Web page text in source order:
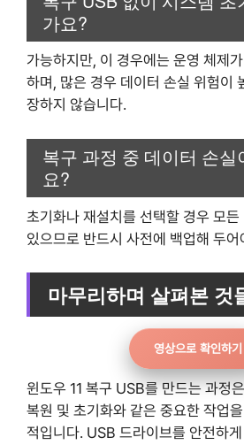
가요?
가능하지만, 이 경우에는 운영 체제
하며, 많은 경우 데이터 손실 위험이
장하지 않습니다.
복구 과정 중 데이터 손실
요?
초기화나 재설치를 선택할 경우 모
있으므로 반드시 사전에 백업해 두어
마무리하며 살펴본 것
영상으로 확인하기
윈도우 11 복구 USB를 만드는 과정
복원 및 초기화와 같은 중요한 작업
적입니다. USB 드라이브를 안전하